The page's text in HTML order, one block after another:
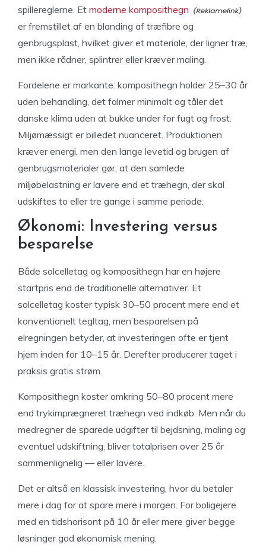
spillereglerne. Et moderne komposithegn
er fremstillet af en blanding af træfibre og
genbrugsplast, hvilket giver et materiale, der ligner træ,
men ikke rådner, splintrer eller kræver maling.
Fordelene er markante: komposithegn holder 25–30 år
uden behandling, det falmer minimalt og tåler det
danske klima uden at bukke under for fugt og frost.
Miljømæssigt er billedet nuanceret. Produktionen
kræver energi, men den lange levetid og brugen af
genbrugsmaterialer gør, at den samlede
miljøbelastning er lavere end et træhegn, der skal
udskiftes to eller tre gange i samme periode.
Økonomi: Investering versus
besparelse
Både solcelletag og komposithegn har en højere
startpris end de traditionelle alternativer. Et
solcelletag koster typisk 30–50 procent mere end et
konventionelt tegltag, men besparelsen på
elregningen betyder, at investeringen ofte er tjent
hjem inden for 10–15 år. Derefter producerer taget i
praksis gratis strøm.
Komposithegn koster omkring 50–80 procent mere
end trykimprægneret træhegn ved indkøb. Men når du
medregner de sparede udgifter til bejdsning, maling og
eventuel udskiftning, bliver totalprisen over 25 år
sammenlignelig — eller lavere.
Det er altså en klassisk investering, hvor du betaler
mere i dag for at spare mere i morgen. For boligejere
med en tidshorisont på 10 år eller mere giver begge
løsninger god økonomisk mening.